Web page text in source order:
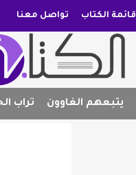
قائمة الكتاب تواصل معنا
يتبعهم الغاوون تراب